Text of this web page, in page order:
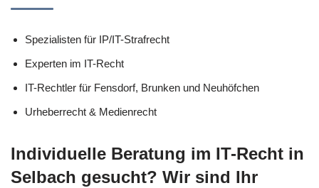
Spezialisten für IP/IT-Strafrecht
Experten im IT-Recht
IT-Rechtler für Fensdorf, Brunken und Neuhöfchen
Urheberrecht & Medienrecht
Individuelle Beratung im IT-Recht in
Selbach gesucht? Wir sind Ihr